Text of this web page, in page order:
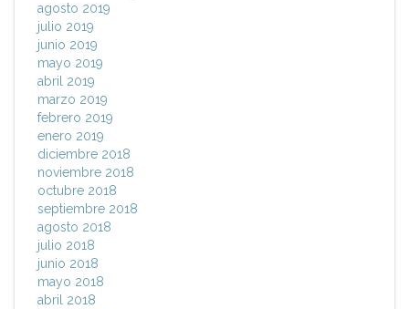
agosto 2019
julio 2019
junio 2019
mayo 2019
abril 2019
marzo 2019
febrero 2019
enero 2019
diciembre 2018
noviembre 2018
octubre 2018
septiembre 2018
agosto 2018
julio 2018
junio 2018
mayo 2018
abril 2018